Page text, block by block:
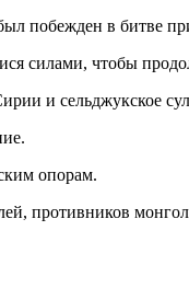
побежден в битве
силами, чтобы
и сельджукское
опорам.
противников